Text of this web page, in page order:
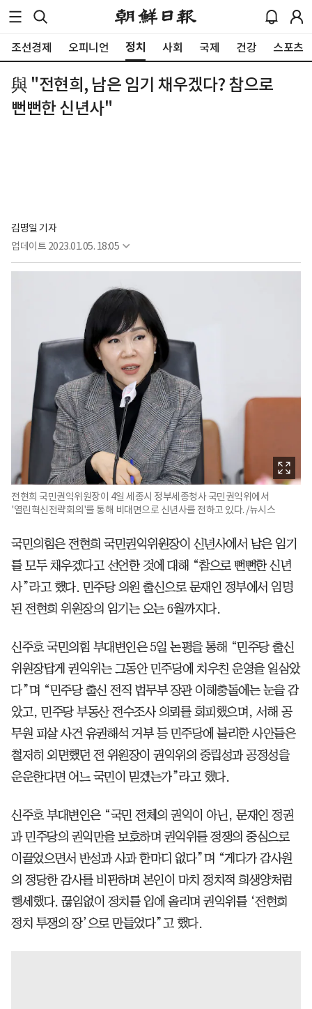
조선경제 오피니언 정치 사회 국제 건강 스포츠
與 "전현희, 남은 임기 채우겠다? 참으로
뻔뻔한 신년사"
김명일 기자
업데이트 2023.01.05. 18:05
전현희 국민권익위원장이 4일 세종시 정부세종청사 국민권익위에서
'열린혁신전략회의'를 통해 비대면으로 신년사를 전하고 있다. /뉴시스
국민의힘은 전현희 국민권익위원장이 신년사에서 남은 임기
를 모두 채우겠다고 선언한 것에 대해 “참으로 뻔뻔한 신년
사”라고 했다. 민주당 의원 출신으로 문재인 정부에서 임명
된 전현희 위원장의 임기는 오는 6월까지다.
신주호 국민의힘 부대변인은 5일 논평을 통해 “민주당 출신
위원장답게 권익위는 그동안 민주당에 치우친 운영을 일삼았
다”며 “민주당 출신 전직 법무부 장관 이해충돌에는 눈을 감
았고, 민주당 부동산 전수조사 의뢰를 회피했으며, 서해 공
무원 피살 사건 유권해석 거부 등 민주당에 불리한 사안들은
철저히 외면했던 전 위원장이 권익위의 중립성과 공정성을
운운한다면 어느 국민이 믿겠는가”라고 했다.
신주호 부대변인은 “국민 전체의 권익이 아닌, 문재인 정권
과 민주당의 권익만을 보호하며 권익위를 정쟁의 중심으로
이끌었으면서 반성과 사과 한마디 없다”며 “게다가 감사원
의 정당한 감사를 비판하며 본인이 마치 정치적 희생양처럼
행세했다. 끊임없이 정치를 입에 올리며 권익위를 ‘전현희
정치 투쟁의 장’으로 만들었다”고 했다.